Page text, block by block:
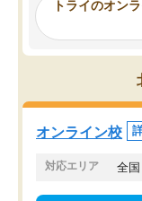
み、徐々に成績が
思っていました。
を的確に指導い
くりするほど楽
塾を受けています
つ成績も上がり、
てきたので、さら
でお願いしました
トライのオン
オンライン校
対応エリア 全国